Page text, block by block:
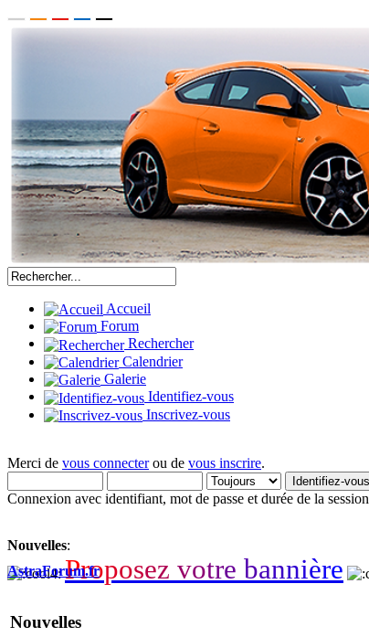
Accueil
Forum
Rechercher
Calendrier
Galerie
Identifiez-vous
Inscrivez-vous
Merci de vous connecterou de vous inscrire.
Connexion avec identifiant, mot de passe et durée de la session
Nouvelles:
Proposez votre bannière
AstraForum.fr
Nouvelles